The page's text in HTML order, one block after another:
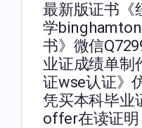
最新版证书《
学
书》微信
业证成绩单制
证wse认证》
凭买本科毕业
offer在读证明